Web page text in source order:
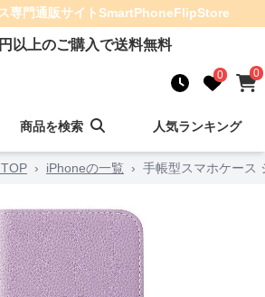
専門通販サイトSmartPhoneFlipStore
以上のご購入で送料無料
0 0
商品を検索 人気ランキング
› iPhoneの一覧 › 手帳型スマホケース